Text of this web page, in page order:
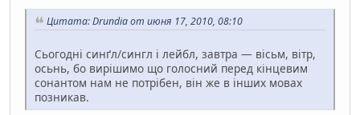
Цитата: Drundia от июня 17, 2010, 08:10
Сьогодні синґл/сингл і лейбл, завтра — вісьм, вітр,
осьнь, бо вирішимо що голосний перед кінцевим
сонантом нам не потрібен, він же в інших мовах
позникав.